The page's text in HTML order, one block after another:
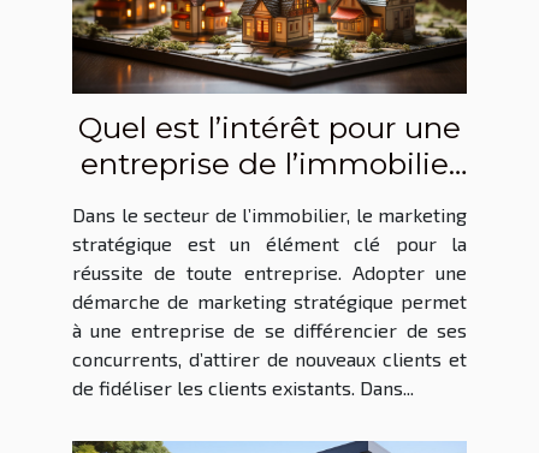
Quel est l’intérêt pour une
entreprise de l’immobilier
de marketing stratégique
?
Dans le secteur de l’immobilier, le marketing
stratégique est un élément clé pour la
réussite de toute entreprise. Adopter une
démarche de marketing stratégique permet
à une entreprise de se différencier de ses
concurrents, d’attirer de nouveaux clients et
de fidéliser les clients existants. Dans...